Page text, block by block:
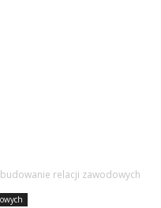
relacji zawodowych